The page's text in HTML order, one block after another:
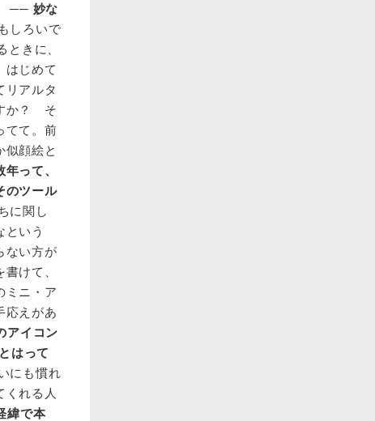
── 妙な
しろいで
きに、
はじめて
リアルタ
か？ そ
てて。前
似顔絵と
って、
のツール
に関し
いう
ない方が
けて、
ミニ・ア
応えがあ
アイコン
はって
にも慣れ
くれる人
緯で本